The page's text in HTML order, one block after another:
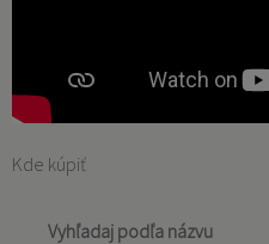
Kde kúpiť
Vyhľadaj podľa názvu